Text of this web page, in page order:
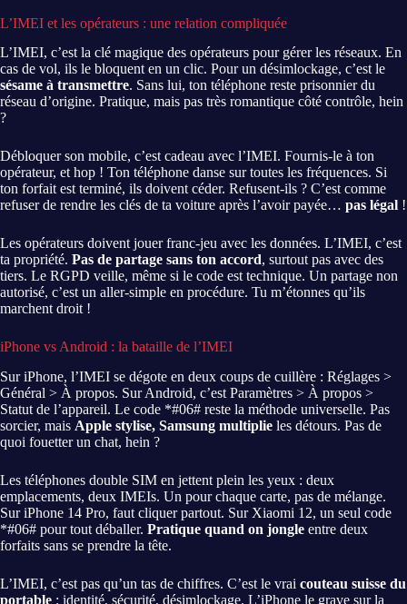
L’IMEI et les opérateurs : une relation compliquée
L’IMEI, c’est la clé magique des opérateurs pour gérer les réseaux. En
cas de vol, ils le bloquent en un clic. Pour un désimlockage, c’est le
sésame à transmettre. Sans lui, ton téléphone reste prisonnier du
réseau d’origine. Pratique, mais pas très romantique côté contrôle, hein
?
Débloquer son mobile, c’est cadeau avec l’IMEI. Fournis-le à ton
opérateur, et hop ! Ton téléphone danse sur toutes les fréquences. Si
ton forfait est terminé, ils doivent céder. Refusent-ils ? C’est comme
refuser de rendre les clés de ta voiture après l’avoir payée… pas légal !
Les opérateurs doivent jouer franc-jeu avec les données. L’IMEI, c’est
ta propriété. Pas de partage sans ton accord, surtout pas avec des
tiers. Le RGPD veille, même si le code est technique. Un partage non
autorisé, c’est un aller-simple en procédure. Tu m’étonnes qu’ils
marchent droit !
iPhone vs Android : la bataille de l’IMEI
Sur iPhone, l’IMEI se dégote en deux coups de cuillère : Réglages >
Général > À propos. Sur Android, c’est Paramètres > À propos >
Statut de l’appareil. Le code *#06# reste la méthode universelle. Pas
sorcier, mais Apple stylise, Samsung multiplie les détours. Pas de
quoi fouetter un chat, hein ?
Les téléphones double SIM en jettent plein les yeux : deux
emplacements, deux IMEIs. Un pour chaque carte, pas de mélange.
Sur iPhone 14 Pro, faut cliquer partout. Sur Xiaomi 12, un seul code
*#06# pour tout déballer. Pratique quand on jongle entre deux
forfaits sans se prendre la tête.
L’IMEI, c’est pas qu’un tas de chiffres. C’est le vrai couteau suisse du
portable : identité, sécurité, désimlockage. L’iPhone le grave sur la